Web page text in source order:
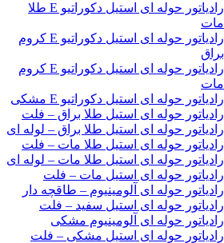
رادیاتور حوله ای استیل دکوراتیو E طلا
مات
رادیاتور حوله ای استیل دکوراتیو E کروم
براق
رادیاتور حوله ای استیل دکوراتیو E کروم
مات
رادیاتور حوله ای استیل دکوراتیو E مشکی
رادیاتور حوله ای استیل طلا براق – فلت
رادیاتور حوله ای استیل طلا براق – لوله ای
رادیاتور حوله ای استیل طلا مات – فلت
رادیاتور حوله ای استیل طلا مات – لوله ای
رادیاتور حوله ای استیل مات – فلت
رادیاتور حوله ای آلومینیوم – طاقچه دار
رادیاتور حوله ای استیل سفید – فلت
رادیاتور حوله ای آلومینیوم مشکی
رادیاتور حوله ای استیل مشکی – فلت